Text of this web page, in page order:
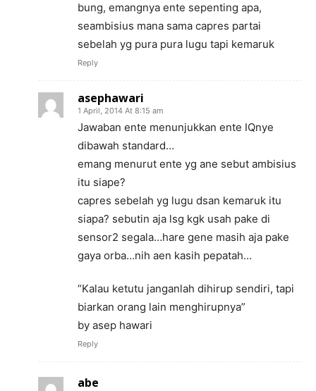
bung, emangnya ente sepenting apa,
seambisius mana sama capres partai
sebelah yg pura pura lugu tapi kemaruk
Reply
asephawari
1 April, 2014 At 8:15 am
Jawaban ente menunjukkan ente IQnye
dibawah standard…
emang menurut ente yg ane sebut ambisius
itu siape?
capres sebelah yg lugu dsan kemaruk itu
siapa? sebutin aja lsg kgk usah pake di
sensor2 segala…hare gene masih aja pake
gaya orba…nih aen kasih pepatah…
“Kalau ketutu janganlah dihirup sendiri, tapi
biarkan orang lain menghirupnya”
by asep hawari
Reply
abe